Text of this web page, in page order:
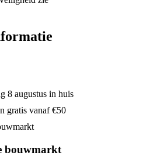
8 augustus in huis
gratis vanaf €50
bouwmarkt